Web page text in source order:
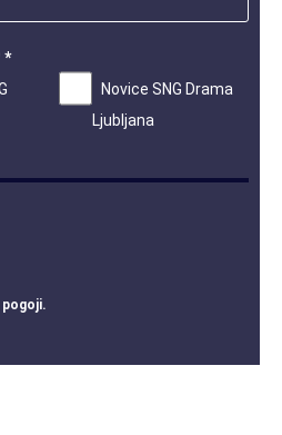
*
Novice SNG Drama
Ljubljana
pogoji.